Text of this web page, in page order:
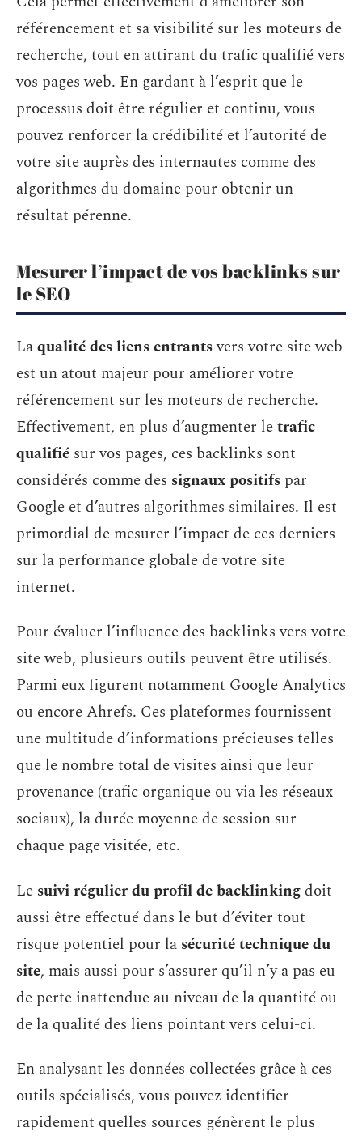
référencement et sa visibilité sur les moteurs de
recherche, tout en attirant du trafic qualifié vers
vos pages web. En gardant à l’esprit que le
processus doit être régulier et continu, vous
pouvez renforcer la crédibilité et l’autorité de
votre site auprès des internautes comme des
algorithmes du domaine pour obtenir un
résultat pérenne.
Mesurer l’impact de vos backlinks sur
le SEO
Laqualité des liens entrantsvers votre site web
est un atout majeur pour améliorer votre
référencement sur les moteurs de recherche.
Effectivement, en plus d’augmenter letrafic
qualifié sur vos pages, ces backlinks sont
considérés comme des signaux positifs par
Google et d’autres algorithmes similaires. Il est
primordial de mesurer l’impact de ces derniers
sur la performance globale de votre site
internet.
Pour évaluer l’influence des backlinks vers votre
site web, plusieurs outils peuvent être utilisés.
Parmi eux figurent notamment Google Analytics
ou encore Ahrefs. Ces plateformes fournissent
une multitude d’informations précieuses telles
que le nombre total de visites ainsi que leur
provenance (trafic organique ou via les réseaux
sociaux), la durée moyenne de session sur
chaque page visitée, etc.
Le suivi régulier du profil de backlinkingdoit
aussi être effectué dans le but d’éviter tout
risque potentiel pour la sécurité technique du
site, mais aussi pour s’assurer qu’il n’y a pas eu
de perte inattendue au niveau de la quantité ou
de la qualité des liens pointant vers celui-ci.
En analysant les données collectées grâce à ces
outils spécialisés, vous pouvez identifier
rapidement quelles sources génèrent le plus